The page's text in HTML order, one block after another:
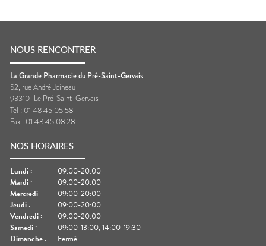
NOUS RENCONTRER
La Grande Pharmacie du Pré-Saint-Gervais
52, rue André Joineau
93310 Le Pré-Saint-Gervais
Tel : 01 48 45 05 58
Fax : 01 48 45 08 28
NOS HORAIRES
Lundi :
09:00-20:00
Mardi :
09:00-20:00
Mercredi :
09:00-20:00
Jeudi :
09:00-20:00
Vendredi :
09:00-20:00
Samedi :
09:00-13:00, 14:00-19:30
Dimanche : Fermé